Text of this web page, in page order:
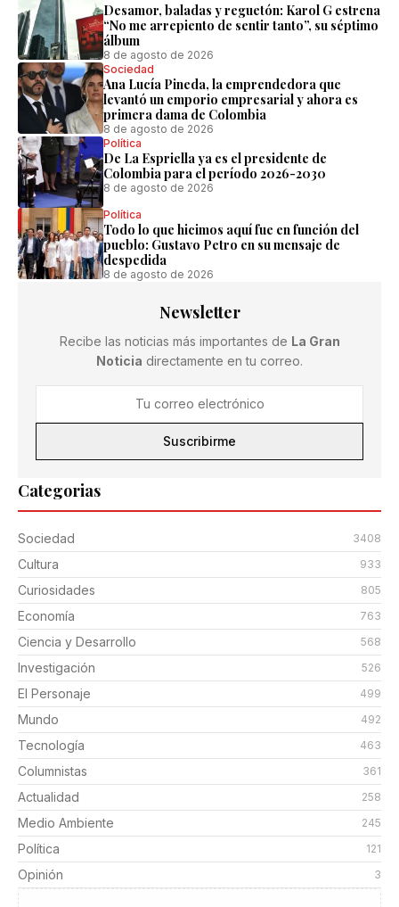
Desamor, baladas y reguetón: Karol G estrena
“No me arrepiento de sentir tanto”, su séptimo
álbum
8 de agosto de 2026
Sociedad
Ana Lucía Pineda, la emprendedora que
levantó un emporio empresarial y ahora es
primera dama de Colombia
8 de agosto de 2026
Política
De La Espriella ya es el presidente de
Colombia para el período 2026-2030
8 de agosto de 2026
Política
Todo lo que hicimos aquí fue en función del
pueblo: Gustavo Petro en su mensaje de
despedida
8 de agosto de 2026
Categorias
Sociedad 3408
Cultura 933
Curiosidades 805
Economía 763
Ciencia y Desarrollo 568
Investigación 526
El Personaje 499
Mundo 492
Tecnología 463
Columnistas 361
Actualidad 258
Medio Ambiente 245
Política 121
Opinión 3
Newsletter
Recibe las noticias más importantes de La Gran
Noticia directamente en tu correo.
Suscribirme